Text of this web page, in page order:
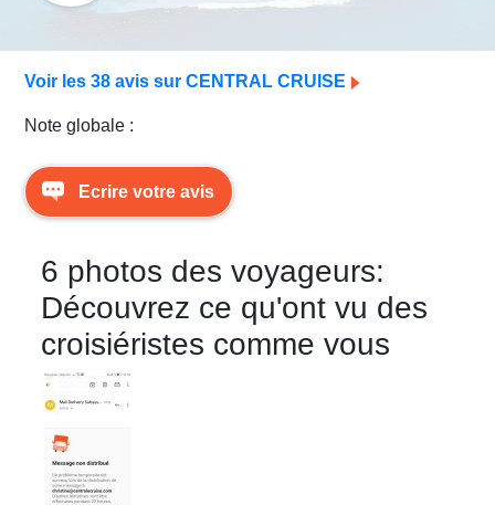
Avis Escales
Blog
Forum Croisieres
Voir les 38 avis sur CENTRAL CRUISE
Note globale :
Ecrire votre avis
6 photos des voyageurs:
Découvrez ce qu'ont vu des
croisiéristes comme vous